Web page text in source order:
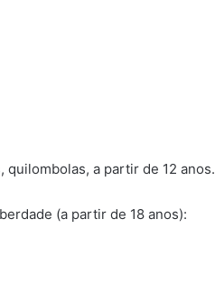
a partir de 12 anos.
(a partir de 18 anos):